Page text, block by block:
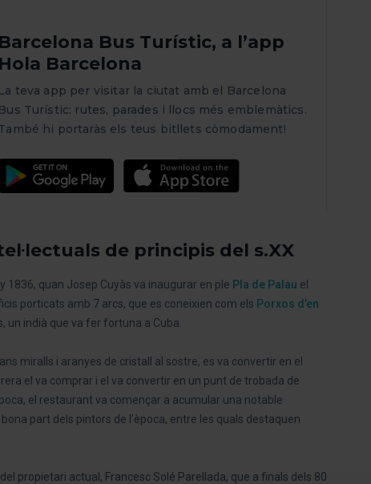
Barcelona Bus Turístic, a l’app
Hola Barcelona
La teva app per visitar la ciutat amb el Barcelona
Bus Turístic: rutes, parades i llocs més emblemàtics.
hi portaràs els teus bitllets còmodament!
de principis del s.XX
1836, quan Josep Cuyàs va inaugurar en ple Pla de Palau el
porticats amb 7 arcs, que es coneixien com els Porxos d’en
un indià que va fer fortuna a Cuba.
miralls i aranyes de cristall al sostre, es va convertir en el
el va comprar i el va convertir en un punt de trobada de
el restaurant va començar a acumular una notable
part dels pintors de l’època, entre les quals destaquen
propietari actual, Francesc Solé Parellada, que a finals dels 80